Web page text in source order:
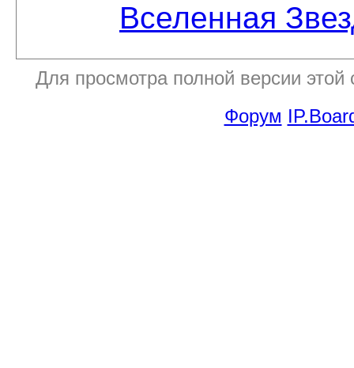
Вселенная
Для просмотра полной версии
Форум